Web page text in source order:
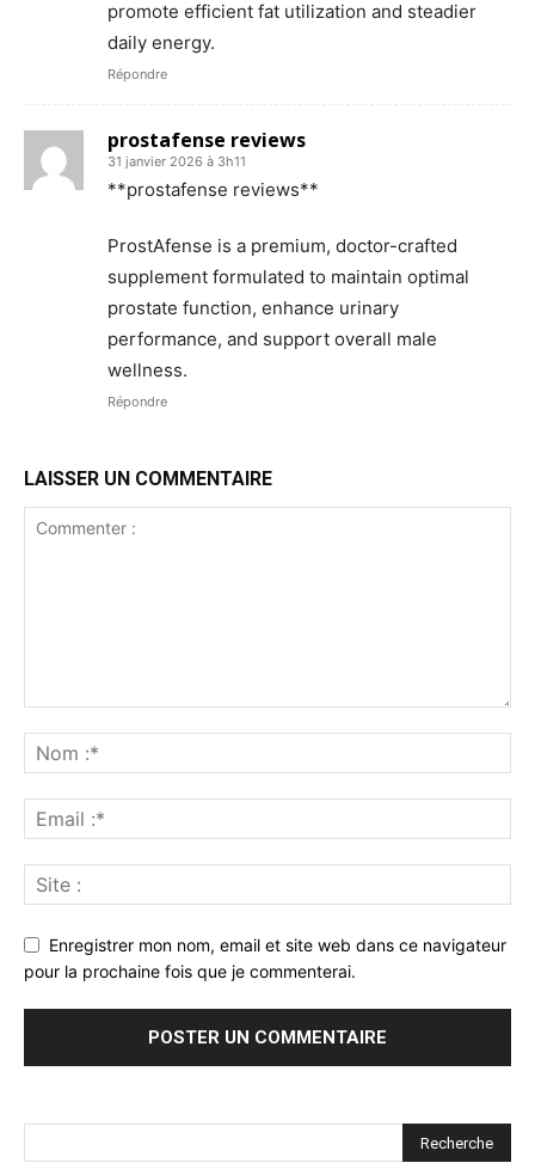
promote efficient fat utilization and steadier
daily energy.
Répondre
prostafense reviews
31 janvier 2026 à 3h11
**prostafense reviews**
ProstAfense is a premium, doctor-crafted
supplement formulated to maintain optimal
prostate function, enhance urinary
performance, and support overall male
wellness.
Répondre
LAISSER UN COMMENTAIRE
Enregistrer mon nom, email et site web dans ce navigateur
pour la prochaine fois que je commenterai.